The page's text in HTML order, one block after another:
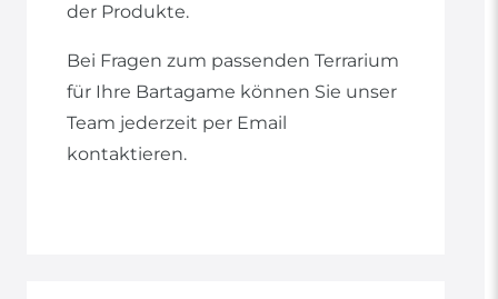
der Produkte.
Bei Fragen zum passenden Terrarium
für Ihre Bartagame können Sie unser
Team jederzeit per Email
kontaktieren.